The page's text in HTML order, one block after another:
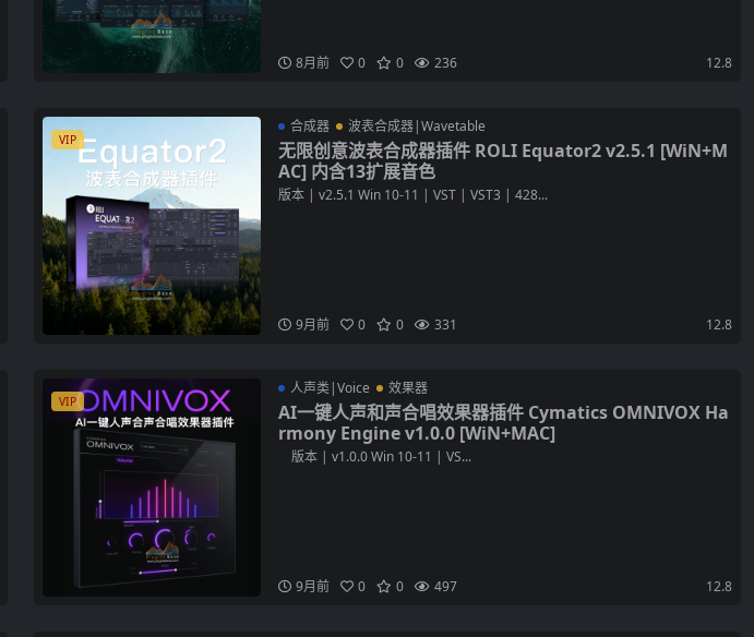
8月前 0 0 236 12.8
VIP
合成器 波表合成器|Wavetable
无限创意波表合成器插件 ROLI Equator2 v2.5.1 [WiN+M
AC] 内含13扩展音色
版本 | v2.5.1 Win 10-11 | VST | VST3 | 428...
9月前 0 0 331 12.8
VIP
人声类|Voice 效果器
AI一键人声和声合唱效果器插件 Cymatics OMNIVOX Ha
rmony Engine v1.0.0 [WiN+MAC]
版本 | v1.0.0 Win 10-11 | VS...
9月前 0 0 497 12.8